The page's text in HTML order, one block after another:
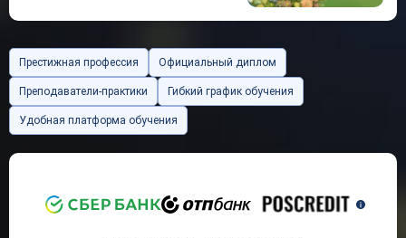
Престижная профессия Официальный диплом
Преподаватели-практики Гибкий график обучения
Удобная платформа обучения